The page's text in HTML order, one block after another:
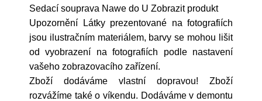
Sedací souprava Nawe do U Zobrazit produkt
Upozornění Látky prezentované na fotografiích
jsou ilustračním materiálem, barvy se mohou lišit
od vyobrazení na fotografiích podle nastavení
vašeho zobrazovacího zařízení.
Zboží dodáváme vlastní dopravou! Zboží
rozvážíme také o víkendu. Dodáváme v demontu